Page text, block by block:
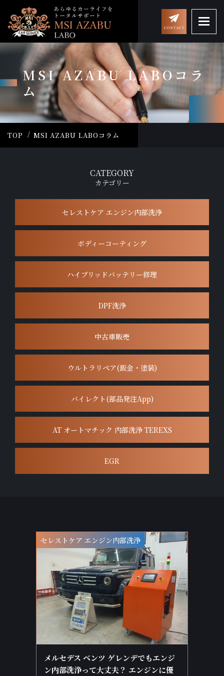
MSI AZABU LABOコラ
ム
TOP MSI AZABU LABOコラム
CATEGORY
カテゴリー
セレストケア エンジン内部洗浄
ボディーコーティング
ハイブリッドバッテリー修理
DPF洗浄
中古車販売
ウルトラリペア(鈑金・塗装)
バイレクト(部品発注App)
AT オートマチック 内部洗浄 TEREXS
EGR
セレストケア エンジン内部洗浄
メルセデス ベンツ ゲレンデでもエンジ
ン内部洗浄って大丈夫？ エンジンに優